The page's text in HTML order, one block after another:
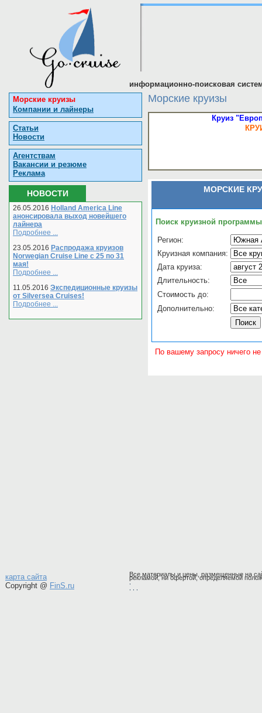
информационно-поисковая
Морские круизы
Компании и лайнеры
Статьи
Новости
Агентствам
Вакансии и резюме
Реклама
НОВОСТИ
26.05.2016 Holland America Line
анонсировала выход новейшего
лайнера
Подробнее ...
23.05.2016 Распродажа круизов
Norwegian Cruise Line с 25 по 31
мая!
Подробнее ...
11.05.2016 Экспедиционные круизы
от Silversea Cruises!
Подробнее ...
Морские круизы
Круиз
МОРСКИЕ
Поиск круизной программы
Регион:
Круизная компания:
Дата круиза:
Длительность:
Стоимость до:
Дополнительно:
По вашему запросу ничего
карта сайта
Copyright @ FinS.ru
Все материалы и цены, размещенные на
рекламой, ни офертой, определяемой
,